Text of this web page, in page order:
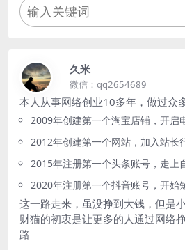
久米
微信：qq2654689
本人从事网络创业10多年，做过众
2009年创建第一个淘宝店铺，开启
2012年创建第一个网站，加入站长
2015年注册第一个头条账号，走上
2020年注册第一个抖音账号，开始
这一路走来，虽没挣到大钱，但是
财猫的初衷是让更多的人通过网络
路